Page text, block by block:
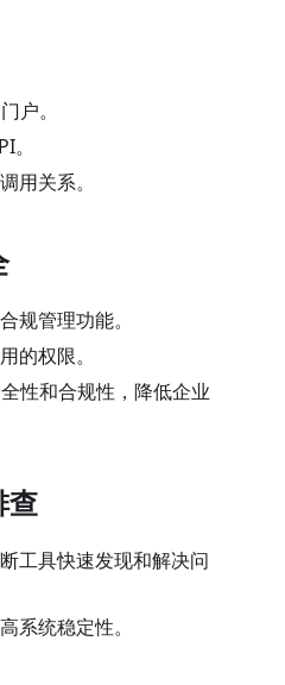
户。
用关系。
规管理功能。
的权限。
性和合规性，降低企业
查
工具快速发现和解决问
系统稳定性。